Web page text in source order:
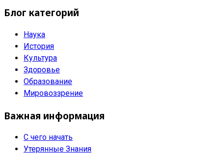
Блог категорий
Наука
История
Культура
Здоровье
Образование
Мировоззрение
Важная информация
С чего начать
Утерянные Знания